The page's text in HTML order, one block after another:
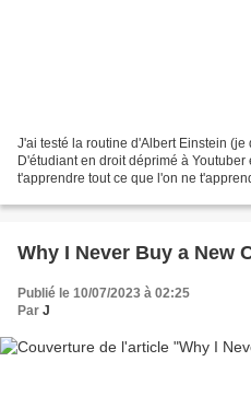
J'ai testé la routine d'Albert Einstein
D'étudiant en droit déprimé à
t'apprendre tout ce que l'on ne
Why I Never Buy a New
Publié le 10/07/2023 à 02:25
Par J